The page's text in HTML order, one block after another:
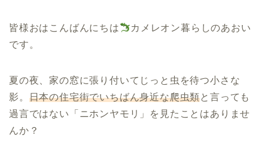
皆様おはこんばんにちは
カメレオン暮らしのあおい
です。
夏の夜、家の窓に張り付いてじっと虫を待つ小さな
影。 日本の住宅街でいちばん身近な爬虫類と言っても
過言ではない「ニホンヤモリ」を見たことはありませ
んか？